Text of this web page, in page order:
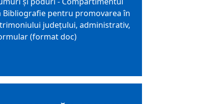
pentru promovarea în
județului, administrativ,
(format doc)